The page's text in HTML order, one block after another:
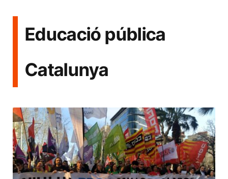
Educació pública
Catalunya